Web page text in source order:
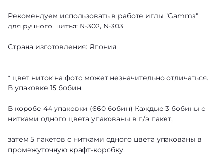
Рекомендуем использовать в работе иглы "Gamma"
для ручного шитья: N-302, N-303
Страна изготовления: Япония
* цвет ниток на фото может незначительно отличаться.
В упаковке 15 бобин.
В коробе 44 упаковки (660 бобин) Каждые 3 бобины с
нитками одного цвета упакованы в п/э пакет,
затем 5 пакетов с нитками одного цвета упакованы в
промежуточную крафт-коробку.